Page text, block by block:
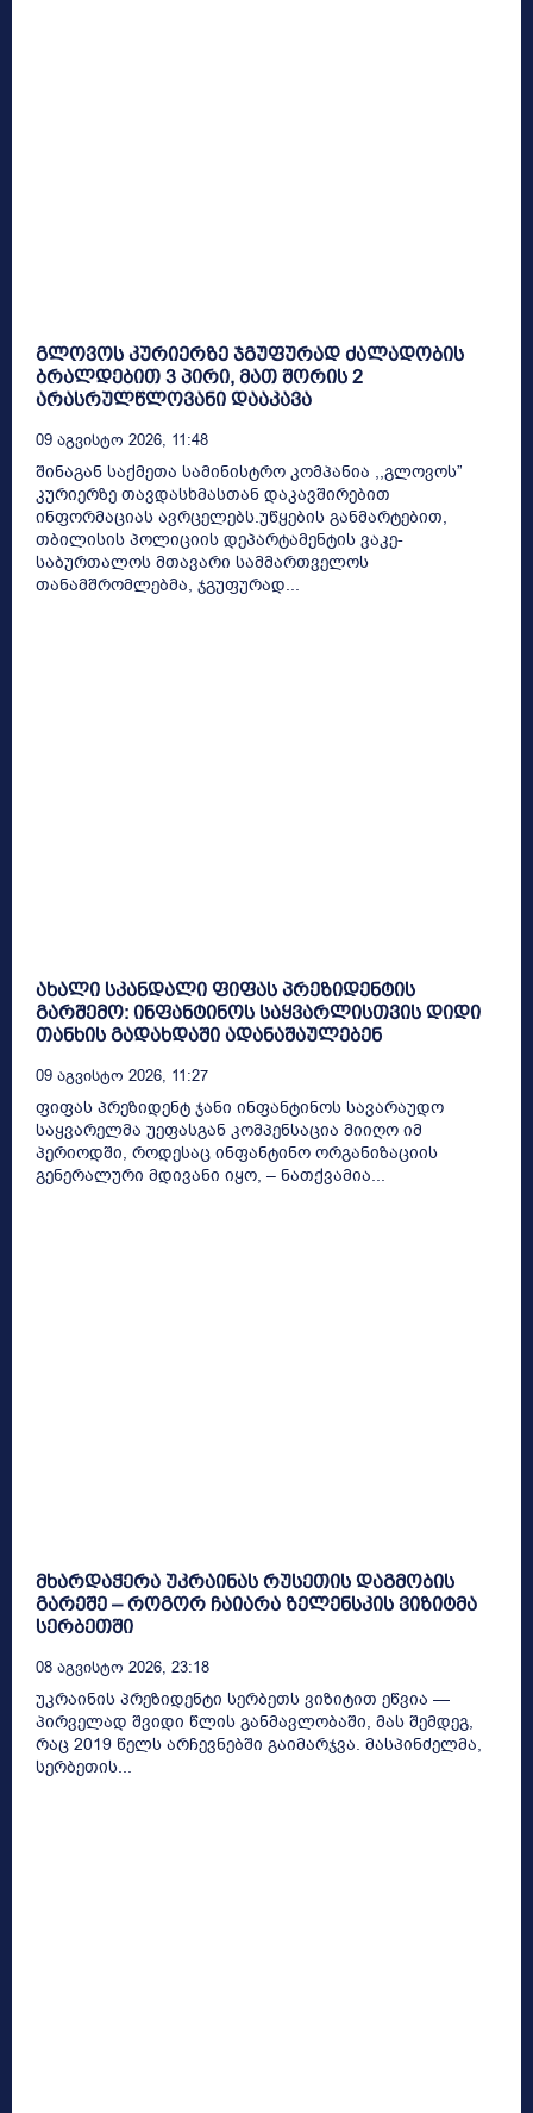
გლოვოს კურიერზე ჯგუფურად ძალადობის
ბრალდებით 3 პირი, მათ შორის 2
არასრულწლოვანი დააკავა
09 Აგვისტო 2026, 11:48
შინაგან საქმეთა სამინისტრო კომპანია ,,გლოვოს”
კურიერზე თავდასხმასთან დაკავშირებით
ინფორმაციას ავრცელებს.უწყების განმარტებით,
თბილისის პოლიციის დეპარტამენტის ვაკე-
საბურთალოს მთავარი სამმართველოს
თანამშრომლებმა, ჯგუფურად...
ახალი სკანდალი ფიფას პრეზიდენტის
გარშემო: ინფანტინოს საყვარლისთვის დიდი
თანხის გადახდაში ადანაშაულებენ
09 Აგვისტო 2026, 11:27
ფიფას პრეზიდენტ ჯანი ინფანტინოს სავარაუდო
საყვარელმა უეფასგან კომპენსაცია მიიღო იმ
პერიოდში, როდესაც ინფანტინო ორგანიზაციის
გენერალური მდივანი იყო, – ნათქვამია...
მხარდაჭერა უკრაინას რუსეთის დაგმობის
გარეშე – როგორ ჩაიარა ზელენსკის ვიზიტმა
სერბეთში
08 Აგვისტო 2026, 23:18
უკრაინის პრეზიდენტი სერბეთს ვიზიტით ეწვია —
პირველად შვიდი წლის განმავლობაში, მას შემდეგ,
რაც 2019 წელს არჩევნებში გაიმარჯვა. მასპინძელმა,
სერბეთის...